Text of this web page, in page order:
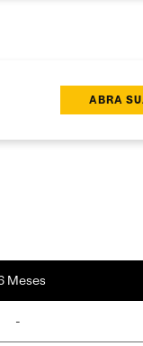
ABRA
Meses
-